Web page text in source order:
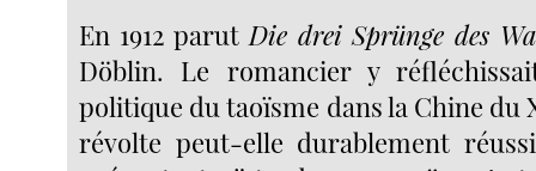
En 1912 parutDie drei Sprünge des
Döblin. Le romancier y
politique du taoïsme dans la Chine du
révolte peut-elle durablement